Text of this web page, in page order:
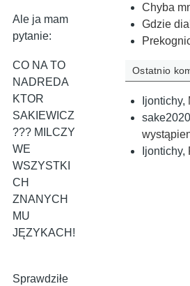
Ale ja mam
pytanie:
CO NA TO
NADREDA
KTOR
SAKIEWICZ
??? MILCZY
WE
WSZYSTKI
CH
ZNANYCH
MU
JĘZYKACH!
Sprawdziłe
Chyba
Gdzie
Ostatnio
Ijontichy,
sake2020
Ijontichy,